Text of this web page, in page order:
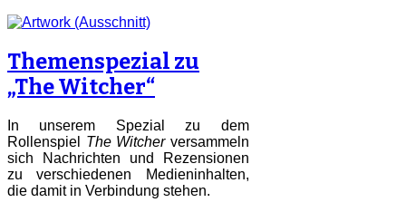
Themenspezial zu
„The Witcher“
In unserem Spezial zu dem
Rollenspiel The Witcherversammeln
sich Nachrichten und Rezensionen
zu verschiedenen Medieninhalten,
die damit in Verbindung stehen.